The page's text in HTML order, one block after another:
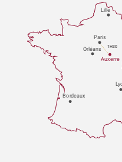
Paris
Orléans
Bordeaux
Ly
Auxerre
Lille
1H30